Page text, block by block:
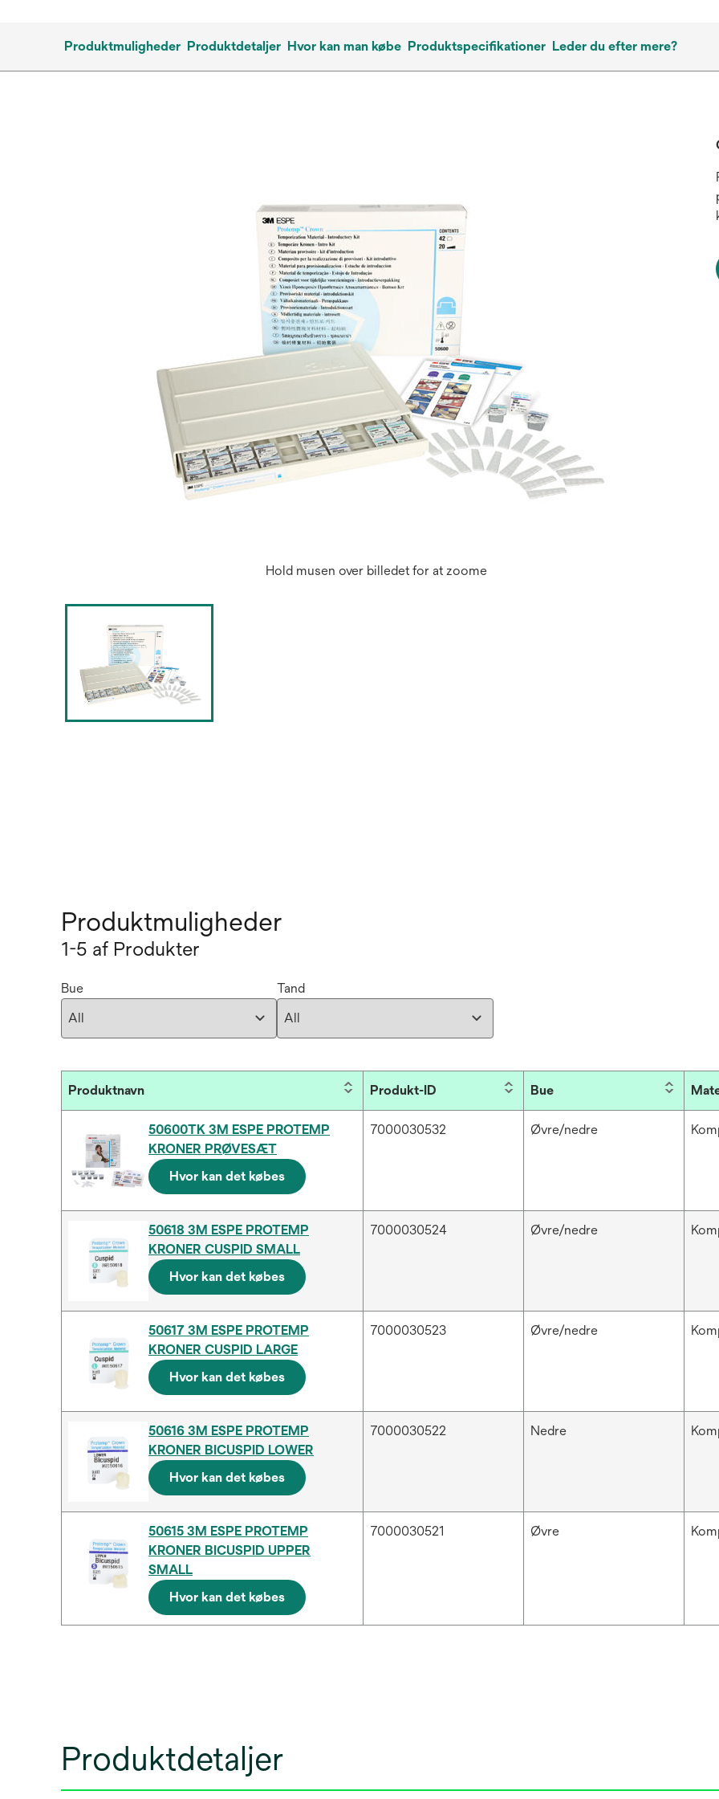
Produktmuligheder Produktdetaljer Hvor kan man købe Produktspecifikationer Leder du efter mere?
Hold musen over billedet for at zoome
Produktmuligheder
1-5 af Produkter
Bue Tand
Produktnavn Produkt-ID Bue
50600TK 3M ESPE PROTEMP
KRONER PRØVESÆT
Hvor kan det købes
7000030532 Øvre/nedre
50618 3M ESPE PROTEMP
KRONER CUSPID SMALL
Hvor kan det købes
7000030524 Øvre/nedre
50617 3M ESPE PROTEMP
KRONER CUSPID LARGE
Hvor kan det købes
7000030523 Øvre/nedre
50616 3M ESPE PROTEMP
KRONER BICUSPID LOWER
Hvor kan det købes
7000030522 Nedre
50615 3M ESPE PROTEMP
KRONER BICUSPID UPPER
SMALL
Hvor kan det købes
7000030521 Øvre
Produktdetaljer